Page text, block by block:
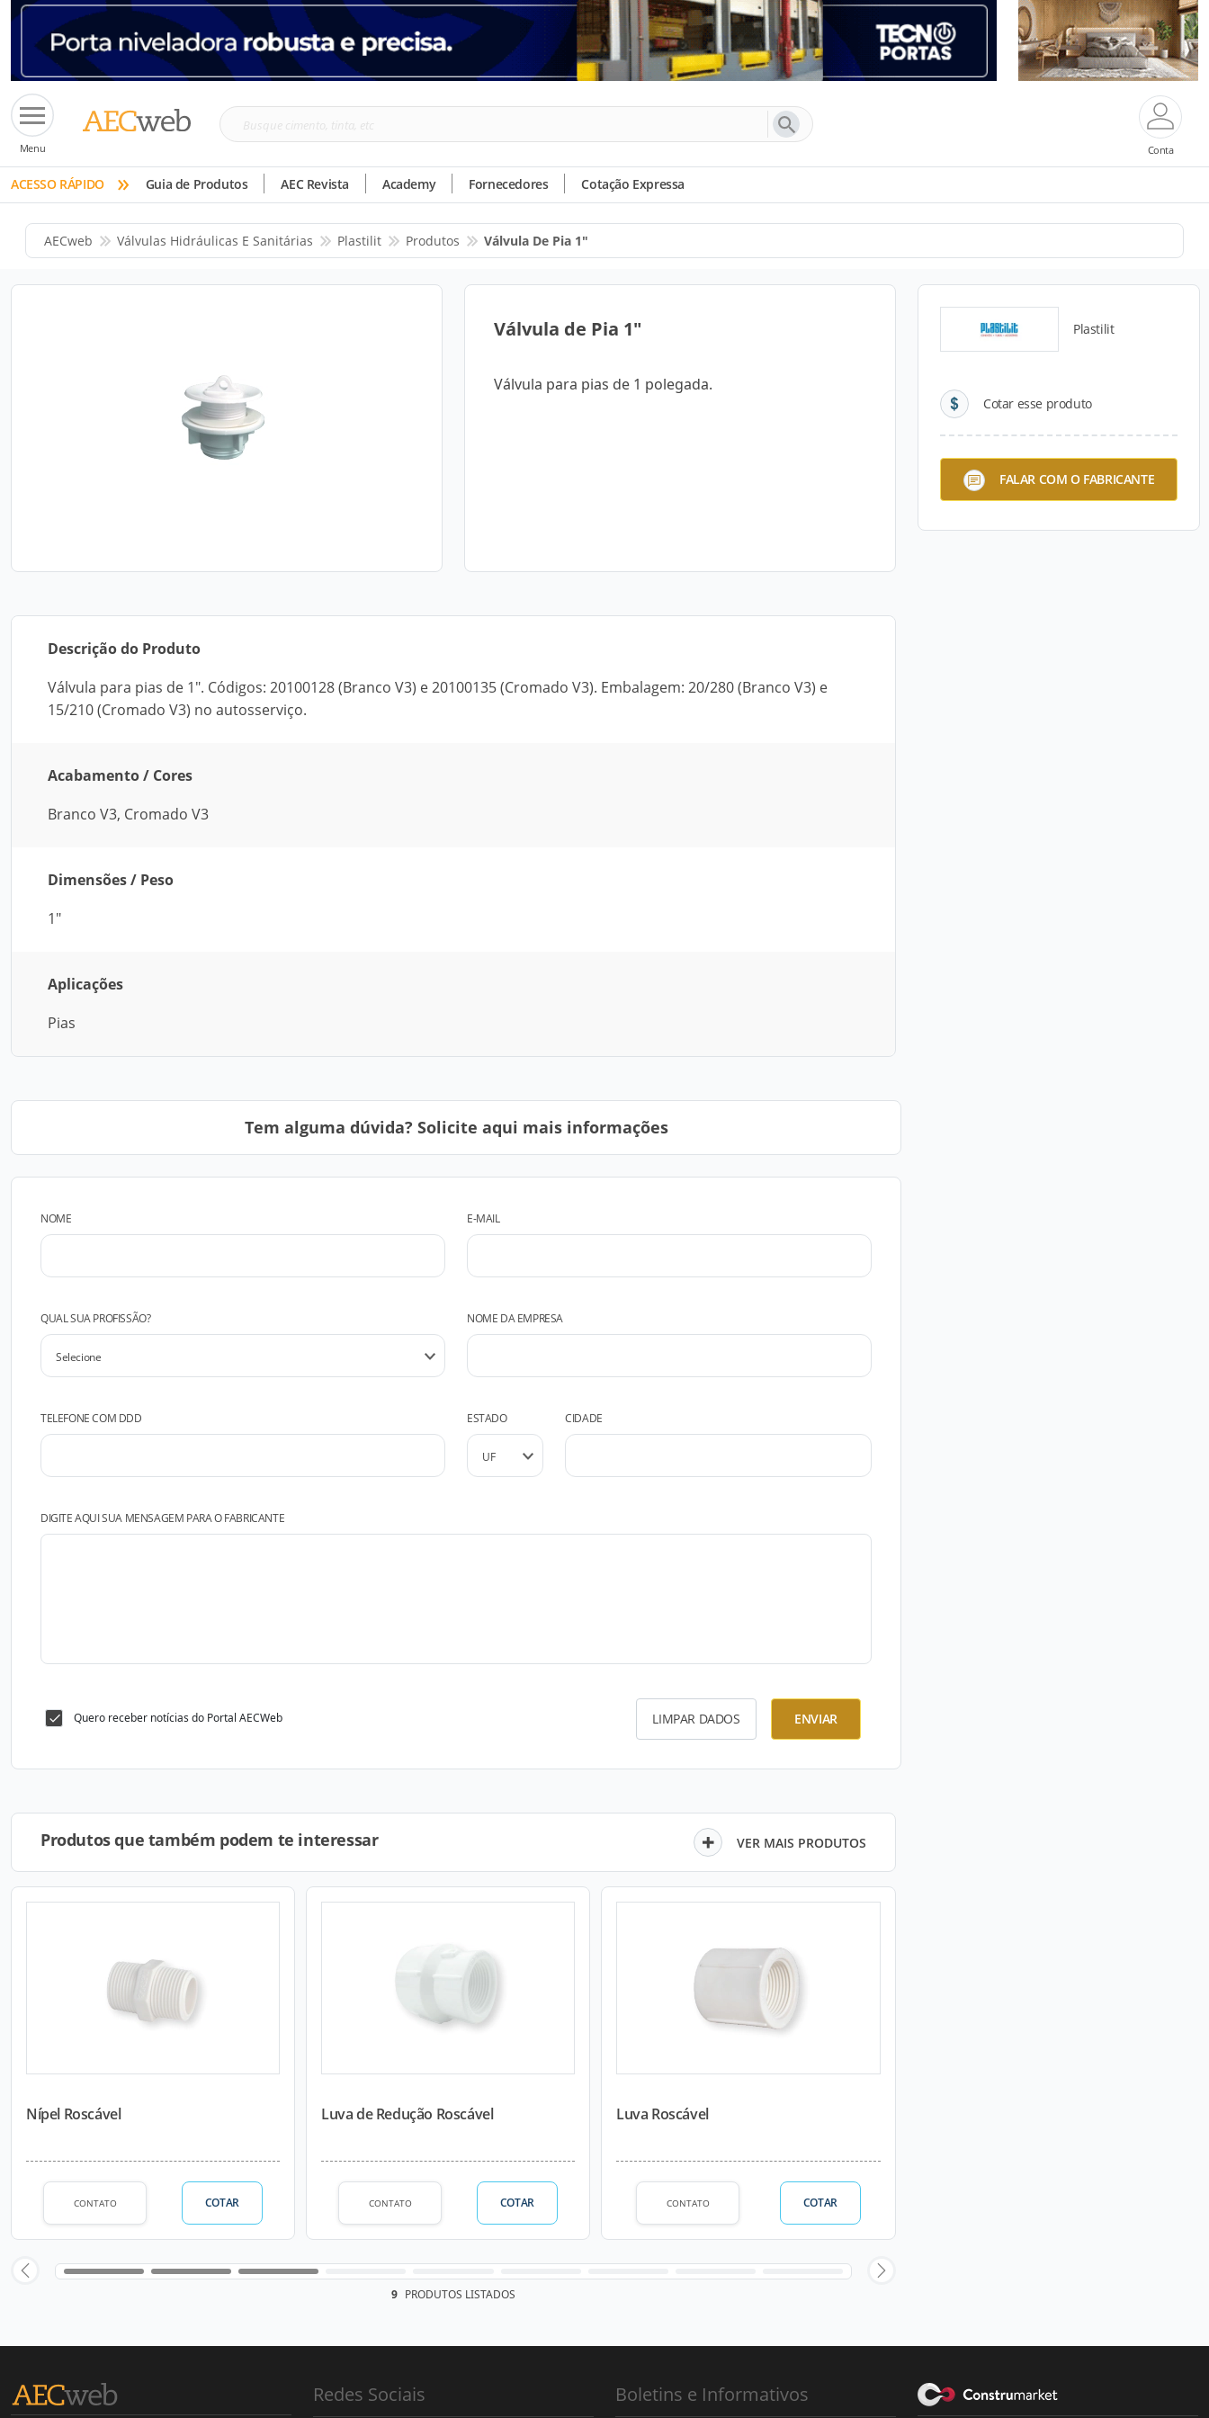
Menu
Busque
tinta,
etc
Conta
ACESSO RÁPIDO » Guia de Produtos AEC Revista Academy Fornecedores Cotação Expressa
AECweb Válvulas Hidráulicas E Sanitárias Plastilit Produtos Válvula De Pia 1"
Válvula de Pia 1"
Válvula para pias de 1 polegada.
Plastilit
Cotar esse produto
FALAR COM O FABRICANTE
Descrição do Produto
Válvula para pias de 1". Códigos: 20100128 (Branco V3) e 20100135 (Cromado V3). Embalagem: 20/280 (Branco V3) e
15/210 (Cromado V3) no autosserviço.
Acabamento / Cores
Branco V3, Cromado V3
Dimensões / Peso
1"
Aplicações
Pias
Tem alguma dúvida? Solicite aqui mais informações
NOME E-MAIL
QUAL SUA PROFISSÃO? NOME DA EMPRESA
TELEFONE COM DDD ESTADO CIDADE
DIGITE AQUI SUA MENSAGEM PARA O FABRICANTE
Quero receber notícias do Portal AECWeb LIMPAR DADOS ENVIAR
Produtos que também podem te interessar VER MAIS PRODUTOS
Nípel Roscável
CONTATO COTAR
Luva de Redução Roscável
CONTATO COTAR
Luva Roscável
CONTATO COTAR
9 PRODUTOS LISTADOS
Redes Sociais Boletins e Informativos